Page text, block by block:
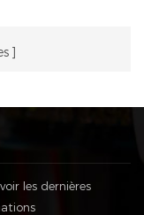
les dernières